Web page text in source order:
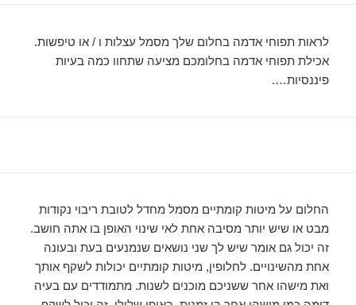
לראות תפוחי אדמה בחלום שלך מסמל עצלות ו / או טיפשות.
אכילת תפוחי אדמה בחלומכם מציעה שתחוו כמה בעיות
פיננסיות….
החלום על מיטות קומתיים מסמל מחדל לטובת ריבוי נקודות
מבט או שיש יותר מסיבה אחת לאי שינוי האופן בו אתה חושב.
זה יכול גם אומר שיש לך שני נושאים שנמנעים בעת ובעונה
אחת מהשינויים. לחלופין, מיטות קומתיים יכולות לשקף אותך
ואת מישהו אחר ששניכם מוכנים לשנות. מתמודדים עם בעיה